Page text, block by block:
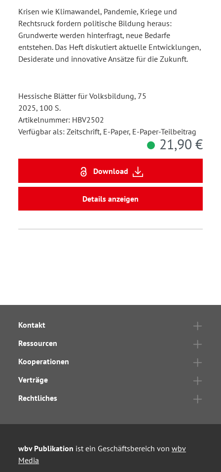
Krisen wie Klimawandel, Pandemie, Kriege und
Rechtsruck fordern politische Bildung heraus:
Grundwerte werden hinterfragt, neue Bedarfe
entstehen. Das Heft diskutiert aktuelle Entwicklungen,
Desiderate und innovative Ansätze für die Zukunft.
Hessische Blätter für Volksbildung, 75
2025, 100 S.
Artikelnummer: HBV2502
Verfügbar als: Zeitschrift, E-Paper, E-Paper-Teilbeitrag
21,90 €
Download
Details anzeigen
Kontakt
Ressourcen
Kooperationen
Verträge
Rechtliches
wbv Publikation ist ein Geschäftsbereich von wbv
Media